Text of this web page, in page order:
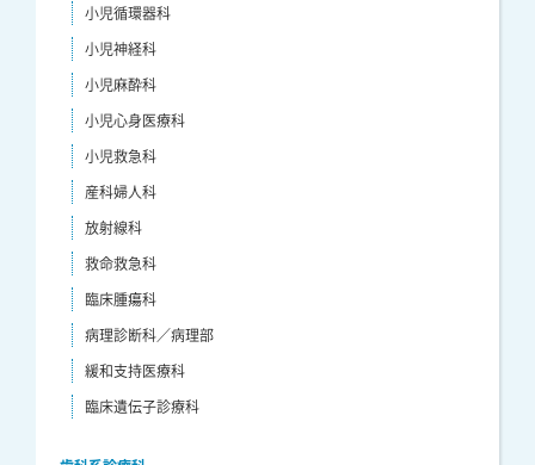
小児循環器科
小児神経科
小児麻酔科
小児心身医療科
小児救急科
産科婦人科
放射線科
救命救急科
臨床腫瘍科
病理診断科／病理部
緩和支持医療科
臨床遺伝子診療科